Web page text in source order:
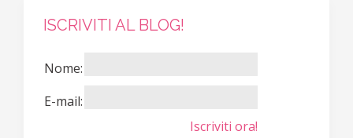
ISCRIVITI AL BLOG!
Nome:
E-mail:
Iscriviti ora!